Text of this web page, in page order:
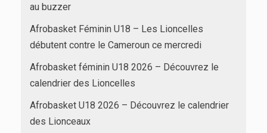
au buzzer
Afrobasket Féminin U18 – Les Lioncelles
débutent contre le Cameroun ce mercredi
Afrobasket féminin U18 2026 – Découvrez le
calendrier des Lioncelles
Afrobasket U18 2026 – Découvrez le calendrier
des Lionceaux